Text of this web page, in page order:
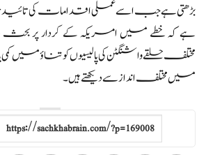
بڑھتی ہے جب اسے عملی اقدامات کی
ہے کہ خطے میں امریکہ کے کردار پر
مختلف حلقے واشنگٹن کی پالیسیوں کو تناؤ
میں مختلف انداز سے دیکھتے ہیں۔